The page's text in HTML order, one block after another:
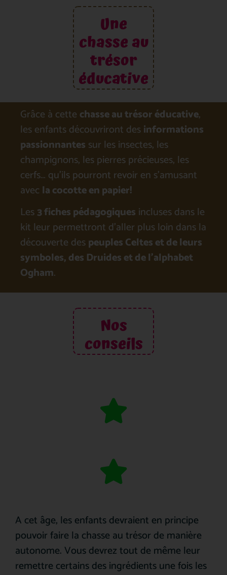
Une
chasse au
trésor
éducative
Grâce à cette chasse au trésor éducative,
les enfants découvriront desinformations
passionnantes sur les insectes, les
champignons, les pierres précieuses, les
cerfs… qu’ils pourront revoir en s’amusant
avec la cocotte en papier!
Les3 fiches pédagogiques incluses dans le
kit leur permettront d’aller plus loin dans la
découverte despeuples Celtes et de leurs
symboles, des Druides et de l’alphabet
Ogham.
Nos
conseils
A cet âge, les enfants devraient en principe
pouvoir faire la chasse au trésor de manière
autonome. Vous devrez tout de même leur
remettre certains des ingrédients une fois les